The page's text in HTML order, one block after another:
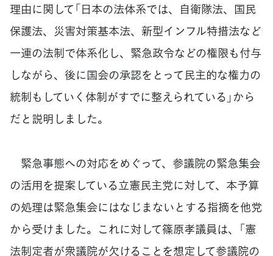
理由に関して「日本の法体系では、自衛隊法、国民
保護法、災害対策基本法、新型インフル特措法など
一連の法制で体系化し、緊急政令などの権限も付与
しながら、後に国会の承認をとって民主的な権力の
統制もしていく体制がすでに整えられている」から
だと説明しました。
緊急事態への対応をめぐって、参議院の緊急集会
の活用を提案している立憲民主党に対して、本予算
の処理は緊急集会にはなじまないとする指摘を他党
から受けました。これに対して篠原孝議員は、「憲
法制定者が衆議院が欠けることを想定して参議院の